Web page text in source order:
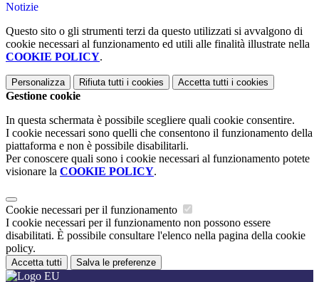
Notizie
Questo sito o gli strumenti terzi da questo utilizzati si avvalgono di
cookie necessari al funzionamento ed utili alle finalità illustrate nella
COOKIE POLICY.
Personalizza Rifiuta tutti i cookies Accetta tutti i cookies
Gestione cookie
In questa schermata è possibile scegliere quali cookie consentire.
I cookie necessari sono quelli che consentono il funzionamento della
piattaforma e non è possibile disabilitarli.
Per conoscere quali sono i cookie necessari al funzionamento potete
visionare la COOKIE POLICY.
Cookie necessari per il funzionamento
I cookie necessari per il funzionamento non possono essere
disabilitati. È possibile consultare l'elenco nella pagina della cookie
policy.
Accetta tutti Salva le preferenze